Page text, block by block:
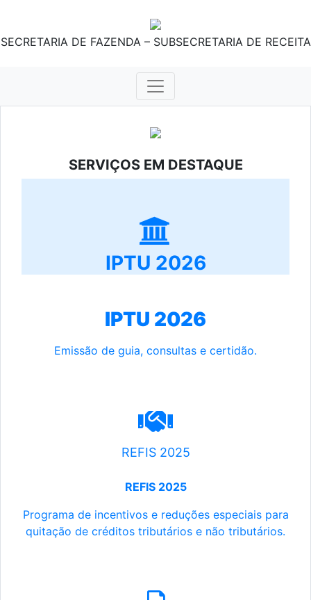
SECRETARIA DE FAZENDA – SUBSECRETARIA DE RECEITA
SERVIÇOS EM DESTAQUE
IPTU 2026
IPTU 2026
Emissão de guia, consultas e certidão.
REFIS 2025
REFIS 2025
Programa de incentivos e reduções especiais para
quitação de créditos tributários e não tributários.